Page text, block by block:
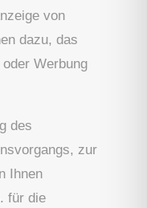
von
dazu, das
Werbung
des
zur
Ihnen
für die